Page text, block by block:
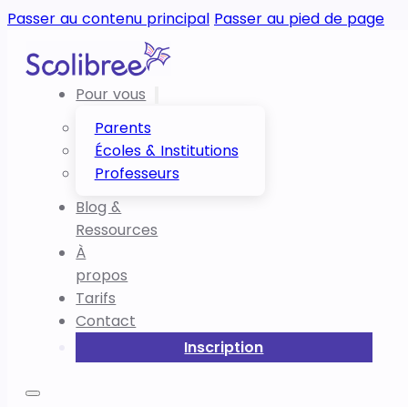
Passer au contenu principal Passer au pied de page
Pour vous
Parents
Écoles & Institutions
Professeurs
Blog &
Ressources
À
propos
Tarifs
Contact
Inscription